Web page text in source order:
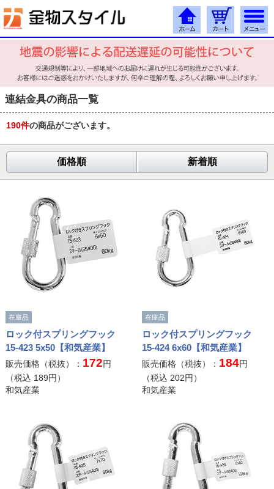
連結金具の商品一覧
190件の商品がございます。
価格順 新着順
在庫品
ロック付スプリングフック
15-423 5x50【和気産業】
販売価格（税抜）： 172円
（税込 189円）
和気産業
在庫品
ロック付スプリングフック
15-424 6x60【和気産業】
販売価格（税抜）： 184円
（税込 202円）
和気産業